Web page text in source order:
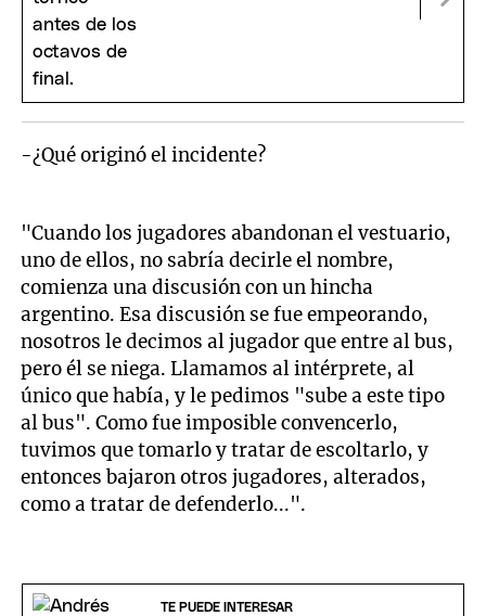
-¿Qué originó el incidente?
"Cuando los jugadores abandonan el vestuario,
uno de ellos, no sabría decirle el nombre,
comienza una discusión con un hincha
argentino. Esa discusión se fue empeorando,
nosotros le decimos al jugador que entre al bus,
pero él se niega. Llamamos al intérprete, al
único que había, y le pedimos "sube a este tipo
al bus". Como fue imposible convencerlo,
tuvimos que tomarlo y tratar de escoltarlo, y
entonces bajaron otros jugadores, alterados,
como a tratar de defenderlo...".
TE PUEDE INTERESAR